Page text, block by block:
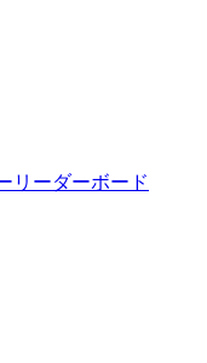
リーダーボード